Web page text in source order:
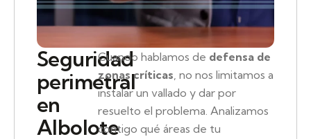
Seguridad
perimetral
en
Albolote
Cuando hablamos de defensa de
zonas críticas, no nos limitamos a
instalar un vallado y dar por
resuelto el problema. Analizamos
contigo qué áreas de tu